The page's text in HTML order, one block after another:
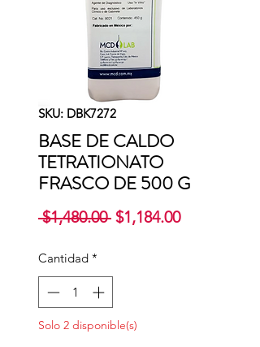
SKU: DBK7272
BASE DE CALDO
TETRATIONATO
FRASCO DE 500 G
$1,480.00 Precio
$1,184.00Precio
Cantidad *
Solo 2 disponible(s)